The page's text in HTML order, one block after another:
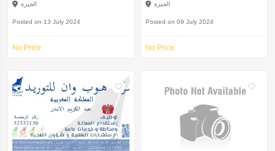
الجيزة
Posted on 13 July 2024
No Price
الجيزة
Posted on 09 July 2024
No Price